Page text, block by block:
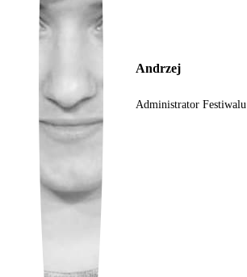
Ukrainian
Andrzej
Administrator Festiwalu